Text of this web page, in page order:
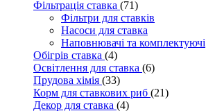
Фільтрація ставка (71)
Фільтри для ставків
Насоси для ставка
Наповнювачі та комплектуючі
Обігрів ставка (4)
Освітлення для ставка (6)
Прудова хімія (33)
Корм для ставкових риб (21)
Декор для ставка (4)